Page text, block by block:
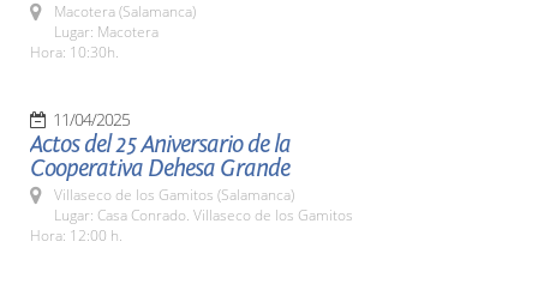
Macotera (Salamanca)
Lugar: Macotera
Hora: 10:30h.
11/04/2025
Actos del 25 Aniversario de la
Cooperativa Dehesa Grande
Villaseco de los Gamitos (Salamanca)
Lugar: Casa Conrado. Villaseco de los Gamitos
Hora: 12:00 h.